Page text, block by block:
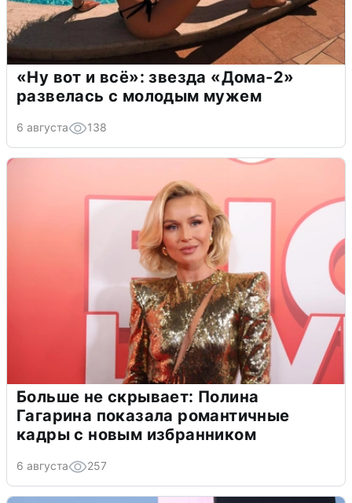
«Ну вот и всё»: звезда «Дома-2»
развелась с молодым мужем
6 августа 138
Больше не скрывает: Полина
Гагарина показала романтичные
кадры с новым избранником
6 августа 257